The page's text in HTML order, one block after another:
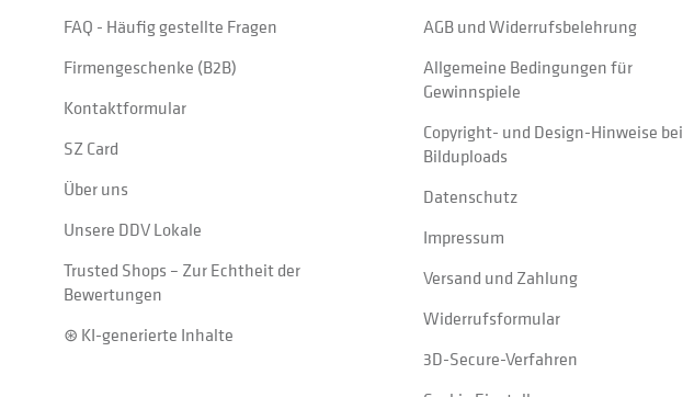
FAQ - Häufig gestellte Fragen
Firmengeschenke (B2B)
Kontaktformular
SZ Card
Über uns
Unsere DDV Lokale
Trusted Shops – Zur Echtheit der
Bewertungen
⊛ KI-generierte Inhalte
AGB und Widerrufsbelehrung
Allgemeine Bedingungen für
Gewinnspiele
Copyright- und Design-Hinweise bei
Bilduploads
Datenschutz
Impressum
Versand und Zahlung
Widerrufsformular
3D-Secure-Verfahren